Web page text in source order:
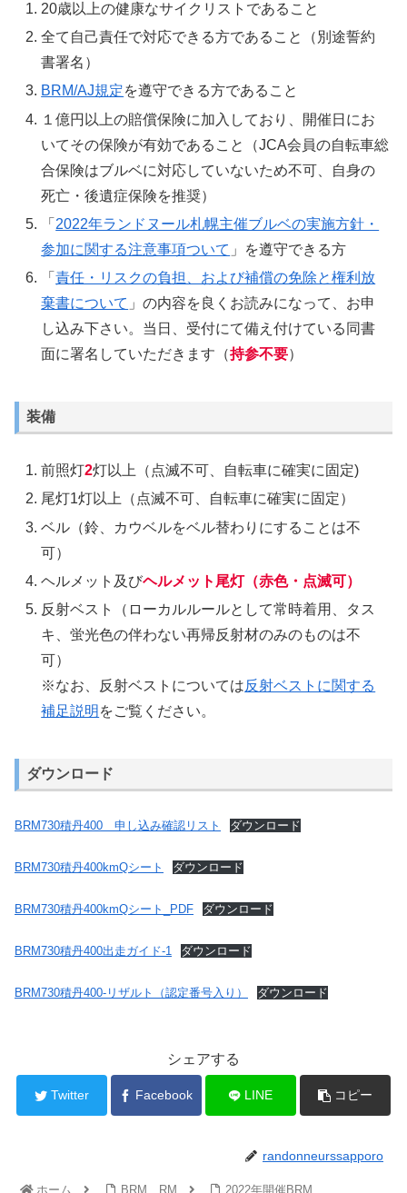
20歳以上の健康なサイクリストであること
全て自己責任で対応できる方であること（別途誓約
書署名）
BRM/AJ規定を遵守できる方であること
１億円以上の賠償保険に加入しており、開催日にお
いてその保険が有効であること（JCA会員の自転車総
合保険はブルベに対応していないため不可、自身の
死亡・後遺症保険を推奨）
「 2022年ランドヌール札幌主催ブルベの実施方針・
参加に関する注意事項ついて 」を遵守できる方
「責任・リスクの負担、および補償の免除と権利放
棄書について 」の内容を良くお読みになって、お申
し込み下さい。当日、受付にて備え付けている同書
面に署名していただきます（持参不要）
装備
前照灯2灯以上（点滅不可、自転車に確実に固定)
尾灯1灯以上（点滅不可、自転車に確実に固定）
ベル（鈴、カウベルをベル替わりにすることは不
可）
ヘルメット及びヘルメット尾灯（赤色・点滅可）
反射ベスト（ローカルルールとして常時着用、タス
キ、蛍光色の伴わない再帰反射材のみのものは不
可）
※なお、反射ベストについては反射ベストに関する
補足説明 をご覧ください。
ダウンロード
BRM730積丹400 申し込み確認リスト ダウンロード
BRM730積丹400kmQシート ダウンロード
BRM730積丹400kmQシート_PDF ダウンロード
BRM730積丹400出走ガイド-1 ダウンロード
BRM730積丹400-リザルト（認定番号入り） ダウンロード
シェアする
Twitter Facebook LINE コピー
randonneurssapporo
ホーム BRM、RM 2022年開催BRM